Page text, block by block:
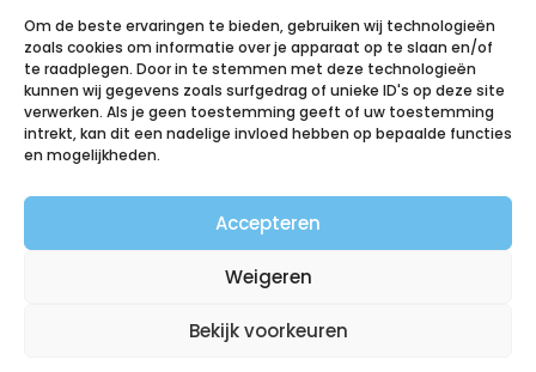
Om de beste ervaringen te bieden, gebruiken wij technologieën
zoals cookies om informatie over je apparaat op te slaan en/of
te raadplegen. Door in te stemmen met deze technologieën
kunnen wij gegevens zoals surfgedrag of unieke ID's op deze site
verwerken. Als je geen toestemming geeft of uw toestemming
intrekt, kan dit een nadelige invloed hebben op bepaalde functies
en mogelijkheden.
Accepteren
Weigeren
Bekijk voorkeuren
Nieuws
Over ons
Contact
Inloggen
Vacatures
Organiseer een activiteit